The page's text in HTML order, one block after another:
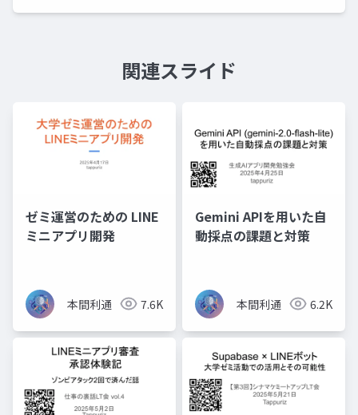
関連スライド
ゼミ運営のための LINE
ミニアプリ開発
本間利通 7.6K
Gemini APIを用いた自
動採点の課題と対策
本間利通 6.2K